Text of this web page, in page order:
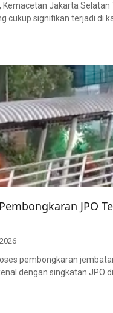
Kemacetan Jakarta Selatan
cukup signifikan terjadi di
JPO
pembongkaran
dengan singkatan JPO